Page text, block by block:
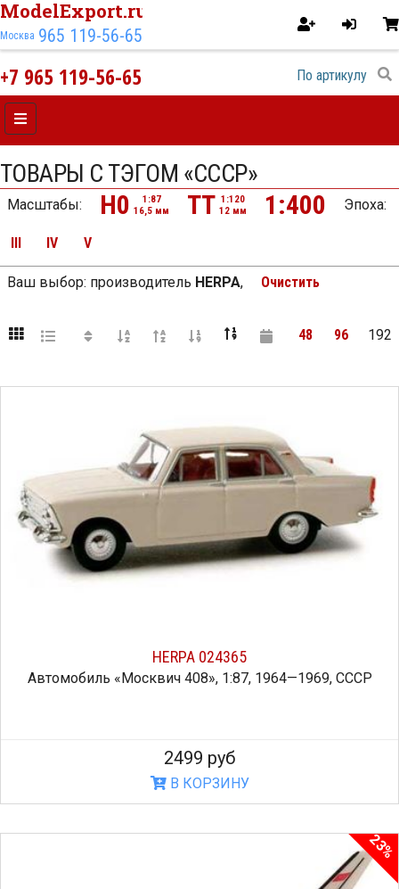
ModelExport.ru
Москва 965 119-56-65
+7 965 119-56-65
ТОВАРЫ С ТЭГОМ «СССР»
Масштабы: H0
1:87
16,5 мм
TT 1:120
12 мм
1:400 Эпоха:
III IV V
Ваш выбор: производитель HERPA, Очистить
48 96 192
HERPA 024365
Автомобиль «Москвич 408», 1:87, 1964—1969, СССР
2499 руб
В КОРЗИНУ
23%